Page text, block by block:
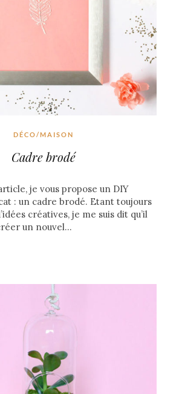
DÉCO/MAISON
Cadre brodé
je vous propose un DIY
: un cadre brodé. Etant toujours
créatives, je me suis dit qu’il
un nouvel…